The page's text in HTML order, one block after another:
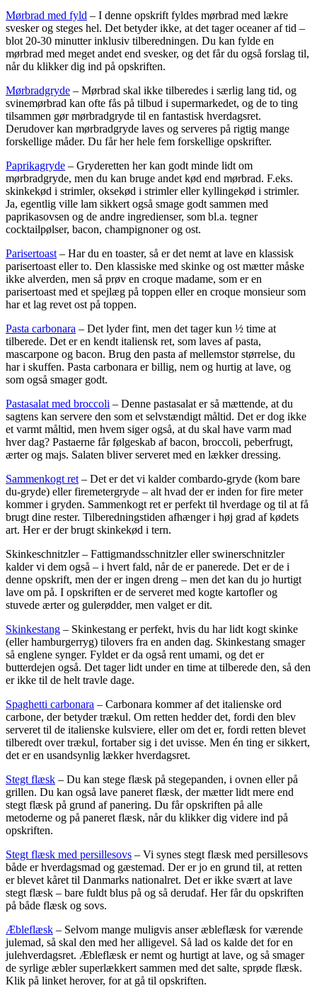
Mørbrad med fyld – I denne opskrift fyldes mørbrad med lækre
svesker og steges hel. Det betyder ikke, at det tager oceaner af tid –
blot 20-30 minutter inklusiv tilberedningen. Du kan fylde en
mørbrad med meget andet end svesker, og det får du også forslag til,
når du klikker dig ind på opskriften.
Mørbradgryde – Mørbrad skal ikke tilberedes i særlig lang tid, og
svinemørbrad kan ofte fås på tilbud i supermarkedet, og de to ting
tilsammen gør mørbradgryde til en fantastisk hverdagsret.
Derudover kan mørbradgryde laves og serveres på rigtig mange
forskellige måder. Du får her hele fem forskellige opskrifter.
Paprikagryde – Gryderetten her kan godt minde lidt om
mørbradgryde, men du kan bruge andet kød end mørbrad. F.eks.
skinkekød i strimler, oksekød i strimler eller kyllingekød i strimler.
Ja, egentlig ville lam sikkert også smage godt sammen med
paprikasovsen og de andre ingredienser, som bl.a. tegner
cocktailpølser, bacon, champignoner og ost.
Parisertoast – Har du en toaster, så er det nemt at lave en klassisk
parisertoast eller to. Den klassiske med skinke og ost mætter måske
ikke alverden, men så prøv en croque madame, som er en
parisertoast med et spejlæg på toppen eller en croque monsieur som
har et lag revet ost på toppen.
Pasta carbonara – Det lyder fint, men det tager kun ½ time at
tilberede. Det er en kendt italiensk ret, som laves af pasta,
mascarpone og bacon. Brug den pasta af mellemstor størrelse, du
har i skuffen. Pasta carbonara er billig, nem og hurtig at lave, og
som også smager godt.
Pastasalat med broccoli – Denne pastasalat er så mættende, at du
sagtens kan servere den som et selvstændigt måltid. Det er dog ikke
et varmt måltid, men hvem siger også, at du skal have varm mad
hver dag? Pastaerne får følgeskab af bacon, broccoli, peberfrugt,
ærter og majs. Salaten bliver serveret med en lækker dressing.
Sammenkogt ret – Det er det vi kalder combardo-gryde (kom bare
du-gryde) eller firemetergryde – alt hvad der er inden for fire meter
kommer i gryden. Sammenkogt ret er perfekt til hverdage og til at få
brugt dine rester. Tilberedningstiden afhænger i høj grad af kødets
art. Her er der brugt skinkekød i tern.
Skinkeschnitzler – Fattigmandsschnitzler eller swinerschnitzler
kalder vi dem også – i hvert fald, når de er panerede. Det er de i
denne opskrift, men der er ingen dreng – men det kan du jo hurtigt
lave om på. I opskriften er de serveret med kogte kartofler og
stuvede ærter og gulerødder, men valget er dit.
Skinkestang – Skinkestang er perfekt, hvis du har lidt kogt skinke
(eller hamburgerryg) tilovers fra en anden dag. Skinkestang smager
så englene synger. Fyldet er da også rent umami, og det er
butterdejen også. Det tager lidt under en time at tilberede den, så den
er ikke til de helt travle dage.
Spaghetti carbonara – Carbonara kommer af det italienske ord
carbone, der betyder trækul. Om retten hedder det, fordi den blev
serveret til de italienske kulsviere, eller om det er, fordi retten blevet
tilberedt over trækul, fortaber sig i det uvisse. Men én ting er sikkert,
det er en usandsynlig lækker hverdagsret.
Stegt flæsk – Du kan stege flæsk på stegepanden, i ovnen eller på
grillen. Du kan også lave paneret flæsk, der mætter lidt mere end
stegt flæsk på grund af panering. Du får opskriften på alle
metoderne og på paneret flæsk, når du klikker dig videre ind på
opskriften.
Stegt flæsk med persillesovs – Vi synes stegt flæsk med persillesovs
både er hverdagsmad og gæstemad. Der er jo en grund til, at retten
er blevet kåret til Danmarks nationalret. Det er ikke svært at lave
stegt flæsk – bare fuldt blus på og så derudaf. Her får du opskriften
på både flæsk og sovs.
Æbleflæsk – Selvom mange muligvis anser æbleflæsk for værende
julemad, så skal den med her alligevel. Så lad os kalde det for en
julehverdagsret. Æbleflæsk er nemt og hurtigt at lave, og så smager
de syrlige æbler superlækkert sammen med det salte, sprøde flæsk.
Klik på linket herover, for at gå til opskriften.